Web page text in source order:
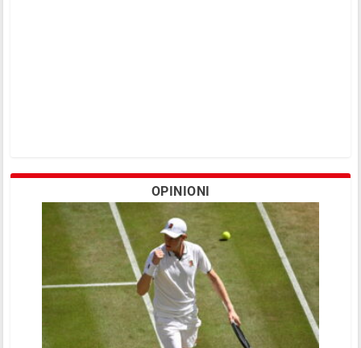
OPINIONI